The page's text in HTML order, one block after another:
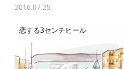
2016.07.25
恋する3センチヒール